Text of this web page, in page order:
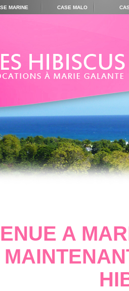
MARINE CASE MALO
A